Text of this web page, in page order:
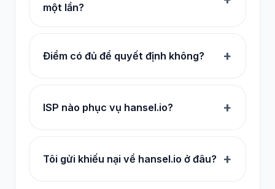
một lần?
Điểm có đủ để quyết định không?
ISP nào phục vụ hansel.io?
Tôi gửi khiếu nại về hansel.io ở đâu?